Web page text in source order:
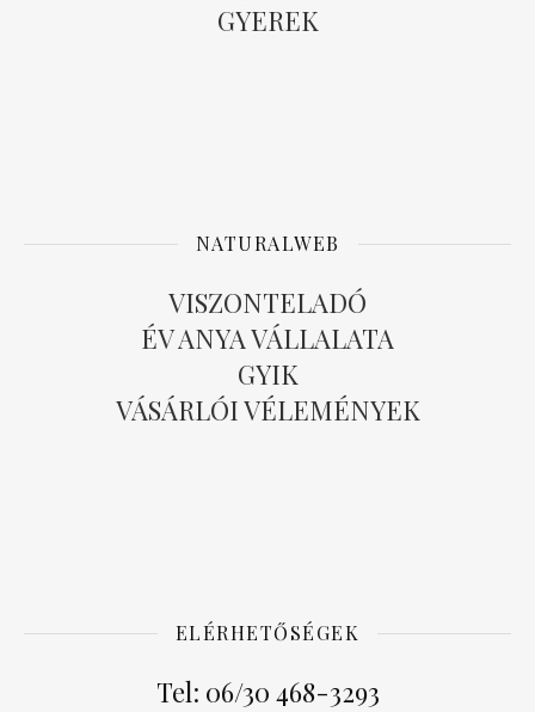
GYEREK
NATURALWEB
VISZONTELADÓ
ÉV ANYA VÁLLALATA
GYIK
VÁSÁRLÓI VÉLEMÉNYEK
ELÉRHETŐSÉGEK
Tel: 06/30 468-3293